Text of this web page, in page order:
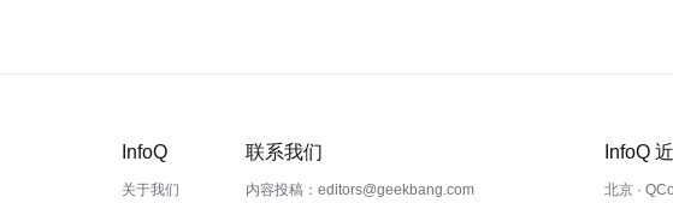
InfoQ
关于我们
联系我们
内容投稿：editors@geekbang.com
InfoQ
北京 ·